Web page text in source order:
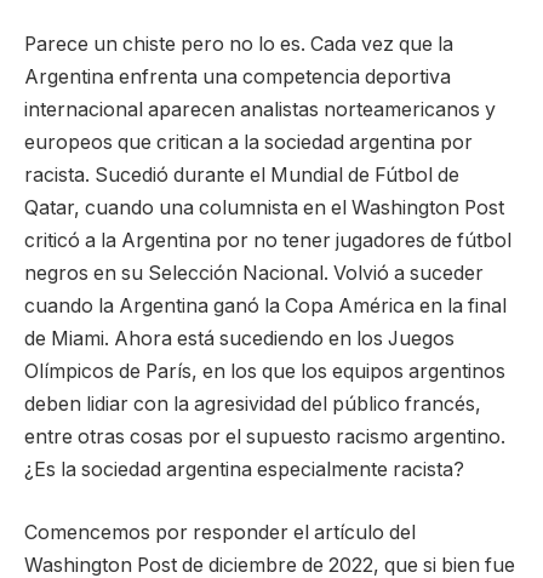
Parece un chiste pero no lo es. Cada vez que la
Argentina enfrenta una competencia deportiva
internacional aparecen analistas norteamericanos y
europeos que critican a la sociedad argentina por
racista. Sucedió durante el Mundial de Fútbol de
Qatar, cuando una columnista en el Washington Post
criticó a la Argentina por no tener jugadores de fútbol
negros en su Selección Nacional. Volvió a suceder
cuando la Argentina ganó la Copa América en la final
de Miami. Ahora está sucediendo en los Juegos
Olímpicos de París, en los que los equipos argentinos
deben lidiar con la agresividad del público francés,
entre otras cosas por el supuesto racismo argentino.
¿Es la sociedad argentina especialmente racista?
Comencemos por responder el artículo del
Washington Post de diciembre de 2022, que si bien fue